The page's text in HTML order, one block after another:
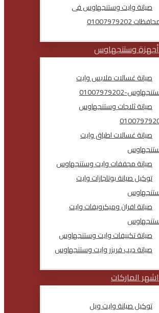
صيانة وايت وستنجهاوس فى
01007979202
أجهزة وستنجهاوس
صيانة غسالات ملابس وايت
01007979202
صيانة ثلاجات وستنجهاوس
صيانة غسالات اطباق وايت
صيانة مجففات وايت وستنجهاوس
توكيل صيانة بوتاجازات وايت
صيانة افران وميكرويفات وايت
صيانة تكييفات وايت وستنجهاوس
صيانة ديب فريزر وايت وستنجهاوس
الماركات
توكيل صيانة وايت ويل